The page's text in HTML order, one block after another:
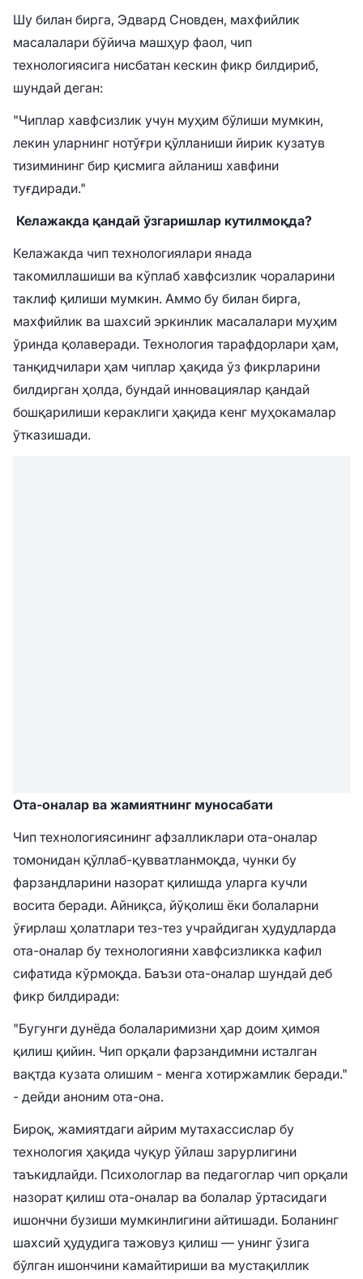
Шу билан бирга, Эдвард Сновден, махфийлик
масалалари бўйича машҳур фаол, чип
технологиясига нисбатан кескин фикр билдириб,
шундай деган:
"Чиплар хавфсизлик учун муҳим бўлиши мумкин,
лекин уларнинг нотўғри қўлланиши йирик кузатув
тизимининг бир қисмига айланиш хавфини
туғдиради."
Келажакда қандай ўзгаришлар кутилмоқда?
Келажакда чип технологиялари янада
такомиллашиши ва кўплаб хавфсизлик чораларини
таклиф қилиши мумкин. Аммо бу билан бирга,
махфийлик ва шахсий эркинлик масалалари муҳим
ўринда қолаверади. Технология тарафдорлари ҳам,
танқидчилари ҳам чиплар ҳақида ўз фикрларини
билдирган ҳолда, бундай инновациялар қандай
бошқарилиши кераклиги ҳақида кенг муҳокамалар
ўтказишади.
Ота-оналар ва жамиятнинг муносабати
Чип технологиясининг афзалликлари ота-оналар
томонидан қўллаб-қувватланмоқда, чунки бу
фарзандларини назорат қилишда уларга кучли
восита беради. Айниқса, йўқолиш ёки болаларни
ўғирлаш ҳолатлари тез-тез учрайдиган ҳудудларда
ота-оналар бу технологияни хавфсизликка кафил
сифатида кўрмоқда. Баъзи ота-оналар шундай деб
фикр билдиради:
"Бугунги дунёда болаларимизни ҳар доим ҳимоя
қилиш қийин. Чип орқали фарзандимни исталган
вақтда кузата олишим - менга хотиржамлик беради."
- дейди аноним ота-она.
Бироқ, жамиятдаги айрим мутахассислар бу
технология ҳақида чуқур ўйлаш зарурлигини
таъкидлайди. Психологлар ва педагоглар чип орқали
назорат қилиш ота-оналар ва болалар ўртасидаги
ишончни бузиши мумкинлигини айтишади. Боланинг
шахсий ҳудудига тажовуз қилиш — унинг ўзига
бўлган ишончини камайтириши ва мустақиллик